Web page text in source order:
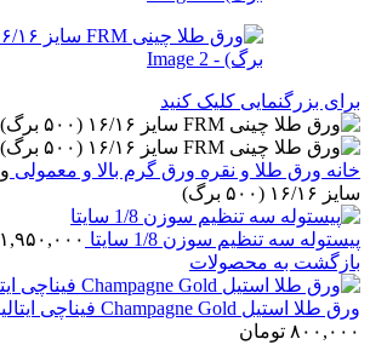
برای بزرگنمایی کلیک کنید
خانه ورق طلا و نقره ورق گرم بالا و معمولی
سایز ۱۶/۱۶ (۵۰۰ برگ)
پیستوله سه تنظیم سوزن 1/8 سایتا ۱,۹۵۰,۰۰۰
بازگشت به محصولات
ورق طلا استیل Champagne Gold فیناچی ایتالیایی (صد تایی)
۸۰۰,۰۰۰ تومان